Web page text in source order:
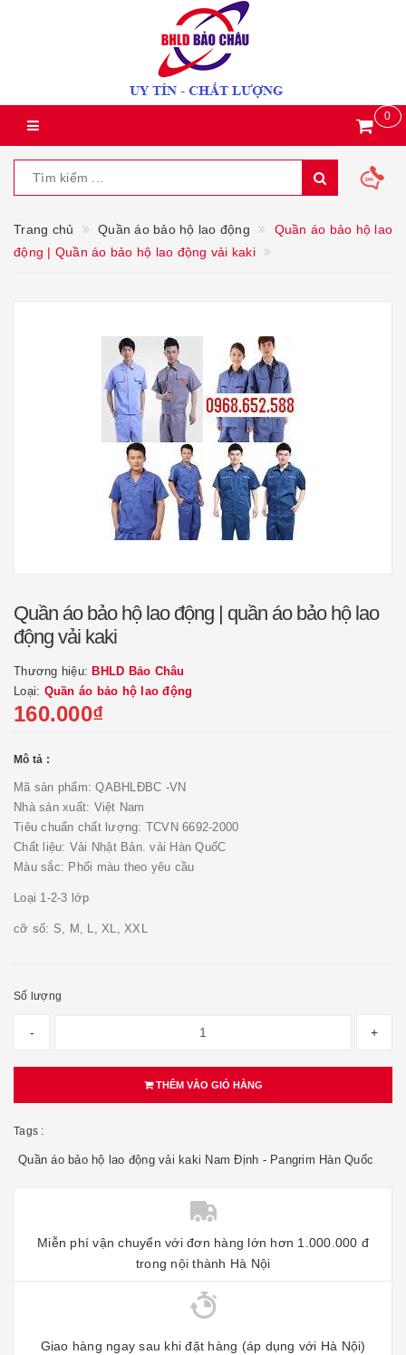
0
Trang chủ Quần áo bảo hộ lao động
Quần áo bảo hộ lao
động | Quần áo bảo hộ lao động vải kaki
Quần áo bảo hộ lao động | quần áo bảo hộ lao
động vải kaki
Thương hiệu: BHLD Bảo Châu
Loại: Quần áo bảo hộ lao động
160.000₫
Mô tả :
Mã sản phẩm: QABHLĐBC -VN
Nhà sản xuất: Việt Nam
Tiêu chuẩn chất lượng: TCVN 6692-2000
Chất liệu: Vải Nhật Bản. vải Hàn QuốC
Màu sắc: Phối màu theo yêu cầu
Loại 1-2-3 lớp
cỡ số: S, M, L, XL, XXL
Số lượng
- +
THÊM VÀO GIỎ HÀNG
Tags :
Quần áo bảo hộ lao động vải kaki Nam Định - Pangrim Hàn Quốc
Miễn phí vận chuyển với đơn hàng lớn hơn 1.000.000 đ
trong nội thành Hà Nội
Giao hàng ngay sau khi đặt hàng (áp dụng với Hà Nội)